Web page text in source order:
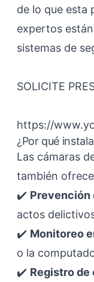
de lo que esta
expertos
sistemas de
SOLICITE
https://
¿Por qué
Las cámaras
también
✔️ Prevención
actos
✔️ Monitoreo
o la
✔️ Registro de